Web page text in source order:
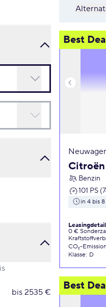
bis 2535 €
Best
Benzin
101 PS
in 4 bis
0 €
CO₂-
Klasse: D
Best